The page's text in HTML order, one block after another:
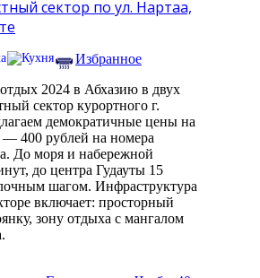
сектор по ул. Нартаа,
Избранное
2024 в Абхазию в двух
сектор курортного г.
демократичные цены на
— 400 рублей на номера
До моря и набережной
до центра Гудауты 15
шагом. Инфраструктура
включает: просторный
зону отдыха с мангалом